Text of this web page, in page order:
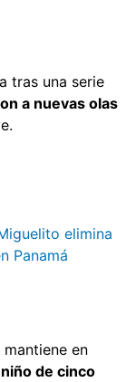
tras una serie
a nuevas olas
elimina
Panamá
en
de cinco